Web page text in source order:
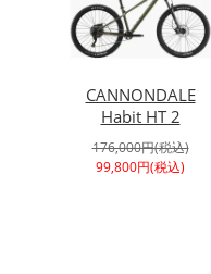
CANNONDALE
Habit HT 2
176,000円(税込)
99,800円(税込)